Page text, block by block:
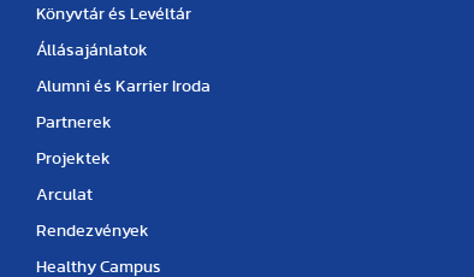
Könyvtár és Levéltár
Állásajánlatok
Alumni és Karrier Iroda
Partnerek
Projektek
Arculat
Rendezvények
Healthy Campus